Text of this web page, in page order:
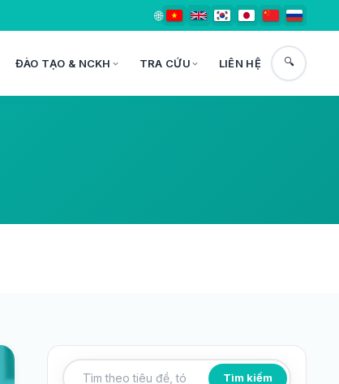
🌐
ĐÀO TẠO & NCKH TRA CỨU LIÊN HỆ 🔍
Tìm kiếm